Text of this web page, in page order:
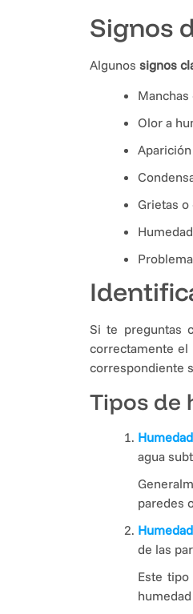
Signos
Algunos signos
Olor a
Grietas
Si te preguntas
correctamente el
correspondiente
Tipos de
agua
paredes
de las
Este